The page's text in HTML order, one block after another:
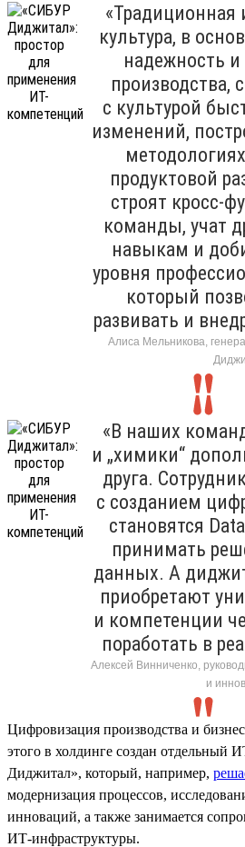
«Традиционная
культура, в
надежность и
производства,
с культурой
изменений,
продуктовой
строят кросс-
команды, учат
навыкам и
уровня
который
развивать и
Алиса Мельникова,
«В наших
и „химики“
друга.
с созданием
становятся
принимать
данных. А
приобретают
и компетенции
поработать в
Алексей Винниченко,
и
Цифровизация производства и
этого в холдинге создан отдельный
Диджитал», который, например,
модернизация процессов,
инноваций, а также занимается
ИТ-инфраструктуры.